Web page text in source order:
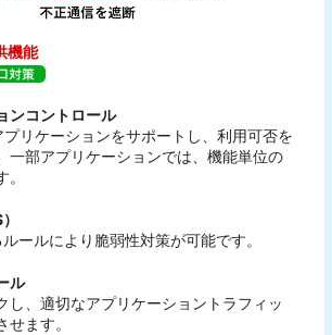
機能
ンコントロール
リケーションをサポートし、利用可否を
一部アプリケーションでは、機能単位の
ールにより脆弱性対策が可能です。
ル
し、適切なアプリケーショントラフィッ
ます。